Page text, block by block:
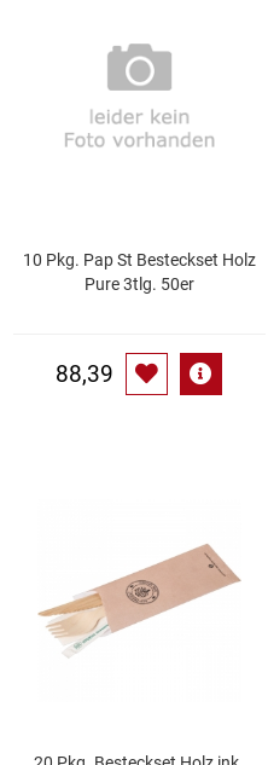
Speichermedien und Rohlinge
Spielzeug & Baby
Bunte Palette
Dekoration
Essig
Feinkost-/Fischkonserve
10 Pkg. Pap St Besteckset Holz
Pure 3tlg. 50er
88,39